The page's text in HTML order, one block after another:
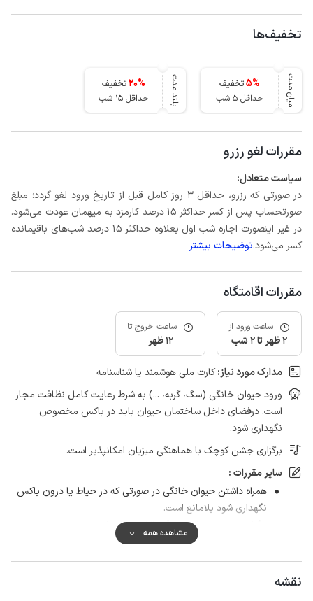
تخفیف‌ها
میان مدت 5%
تخفیف
حداقل 5 شب
بلند مدت 20%
تخفیف
حداقل 15 شب
مقررات لغو رزرو
سیاست متعادل:
در صورتی که رزرو، حداقل 3 روز کامل قبل از تاریخ ورود لغو گردد؛ مبلغ
صورتحساب پس از کسر حداکثر 15 درصد کارمزد به میهمان عودت می‌شود.
در غیر اینصورت اجاره شب اول بعلاوه حداکثر 15 درصد شب‌های باقیمانده
کسر می‌شود.توضیحات بیشتر
مقررات اقامتگاه
ساعت ورود از
2 ظهر تا 2 شب
ساعت خروج تا
12 ظهر
مدارک مورد نیاز:کارت ملی هوشمند یا شناسنامه
ورود حیوان خانگی (سگ، گربه، ...) به شرط رعایت کامل نظافت مجاز
است. درفضای داخل ساختمان حیوان باید در باکس مخصوص
نگهداری شود.
برگزاری جشن کوچک با هماهنگی میزبان امکانپذیر است.
سایر مقررات :
همراه داشتن حیوان خانگی در صورتی که در حیاط یا درون باکس
نگهداری شود بلامانع است.
برگزاری میهمانی با هماهنگی قبلی ممکن است.
مشاهده همه
نقشه